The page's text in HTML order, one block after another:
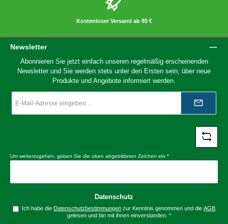
Kostenloser Versand ab 85 €
Newsletter
Abonnieren Sie jetzt einfach unseren regelmäßig erscheinenden
Newsletter und Sie werden stets unter den Ersten sein, über neue
Produkte und Angebote informiert werden.
Mail-
*
Um weiterzugehen, geben Sie die oben abgebildeten Zeichen ein *
Datenschutz
Ich habe dieDatenschutzbestimmungen zur Kenntnis genommen und dieAGB
gelesen und bin mit ihnen einverstanden. *